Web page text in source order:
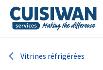
Se rendre au contenu
Vitrines réfrigérées